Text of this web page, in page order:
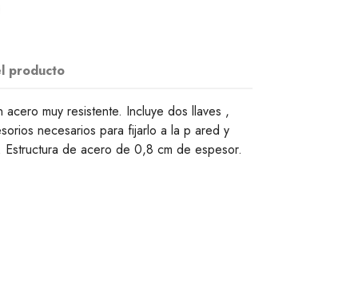
producto
muy resistente. Incluye dos llaves ,
necesarios para fijarlo a la p ared y
de acero de 0,8 cm de espesor.